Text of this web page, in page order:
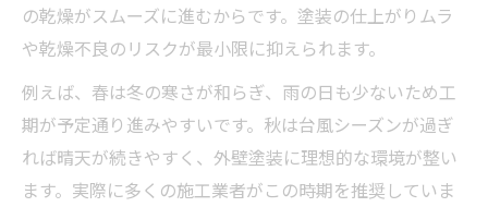
の乾燥がスムーズに進むからです。塗装の仕上がりムラ
や乾燥不良のリスクが最小限に抑えられます。
例えば、春は冬の寒さが和らぎ、雨の日も少ないため工
期が予定通り進みやすいです。秋は台風シーズンが過ぎ
れば晴天が続きやすく、外壁塗装に理想的な環境が整い
ます。実際に多くの施工業者がこの時期を推奨していま